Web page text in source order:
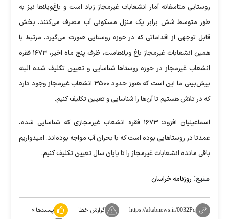
روستایی متاسفانه آمار انشعابات غیرمجاز زیاد است و باغ‌ویلا‌ها نیز به
طور متوسط شش برابر یک منزل مسکونی آب مصرف می‌کنند، بخش
قابل توجهی از اقداماتی که در حوزه روستایی صورت می‌گیرد، مرتبط با
همین انشعابات غیرمجاز باغ ویلاهاست، ظرف پنج ماه اخیر، ۱۶۷۳ فقره
انشعاب غیرمجاز در حوزه روستا‌ها شناسایی و تعیین تکلیف شده البته
پیش‌بینی ما این است که هنوز حدود ۳۵۰۰ انشعاب غیرمجاز وجود دارد
که در تلاش هستیم تا آن‌ها را شناسایی و تعیین تکلیف کنیم.
اسماعیلیان افزود: ۱۶۷۳ فقره انشعاب غیرمجازی که شناسایی شده،
عمدتا در روستا‌هایی بوده است که با بحران آب مواجه بوده‌اند. امیدواریم
باقی مانده انشعابات غیرمجاز را تا پایان سال تعیین تکلیف کنیم.
منبع: روزنامه خراسان
https://aftabnews.ir/0032Pq گزارش خطا پسندها:۰